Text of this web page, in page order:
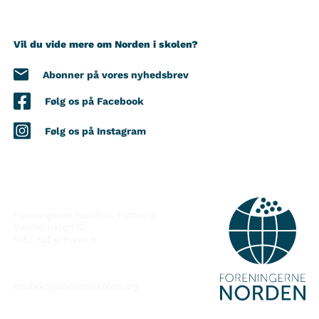
Vil du vide mere om Norden i skolen?
Abonner på vores nyhedsbrev
Følg os på Facebook
Følg os på Instagram